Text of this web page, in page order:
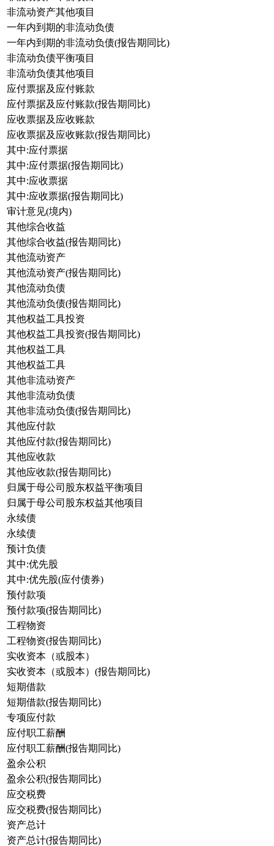
非流动资产其他项目
一年内到期的非流动负债
一年内到期的非流动负债(报告期同比)
非流动负债平衡项目
非流动负债其他项目
应付票据及应付账款
应付票据及应付账款(报告期同比)
应收票据及应收账款
应收票据及应收账款(报告期同比)
其中:应付票据
其中:应付票据(报告期同比)
其中:应收票据
其中:应收票据(报告期同比)
审计意见(境内)
其他综合收益
其他综合收益(报告期同比)
其他流动资产
其他流动资产(报告期同比)
其他流动负债
其他流动负债(报告期同比)
其他权益工具投资
其他权益工具投资(报告期同比)
其他权益工具
其他权益工具
其他非流动资产
其他非流动负债
其他非流动负债(报告期同比)
其他应付款
其他应付款(报告期同比)
其他应收款
其他应收款(报告期同比)
归属于母公司股东权益平衡项目
归属于母公司股东权益其他项目
永续债
永续债
预计负债
其中:优先股
其中:优先股(应付债券)
预付款项
预付款项(报告期同比)
工程物资
工程物资(报告期同比)
实收资本（或股本）
实收资本（或股本）(报告期同比)
短期借款
短期借款(报告期同比)
专项应付款
应付职工薪酬
应付职工薪酬(报告期同比)
盈余公积
盈余公积(报告期同比)
应交税费
应交税费(报告期同比)
资产总计
资产总计(报告期同比)